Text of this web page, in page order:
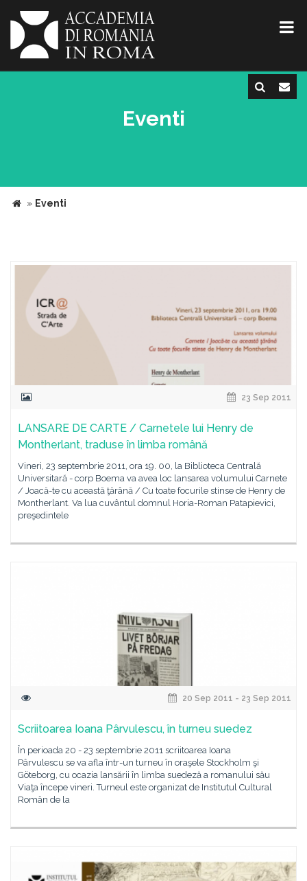
Eventi
» Eventi
23 Sep 2011
LANSARE DE CARTE / Carnetele lui Henry de
Montherlant, traduse în limba română
Vineri, 23 septembrie 2011, ora 19. 00, la Biblioteca Centrală
Universitară - corp Boema va avea loc lansarea volumului Carnete
/ Joacă-te cu această ţărână / Cu toate focurile stinse de Henry de
Montherlant. Va lua cuvântul domnul Horia-Roman Patapievici,
preşedintele
20 Sep 2011 - 23 Sep 2011
Scriitoarea Ioana Pârvulescu, în turneu suedez
În perioada 20 - 23 septembrie 2011 scriitoarea Ioana
Pârvulescu se va afla într-un turneu în oraşele Stockholm şi
Göteborg, cu ocazia lansării în limba suedeză a romanului său
Viaţa începe vineri. Turneul este organizat de Institutul Cultural
Român de la